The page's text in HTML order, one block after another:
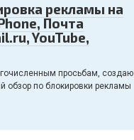
рекламы на
Почта
YouTube,
просьбам, создаю
обзор по блокировки рекламы